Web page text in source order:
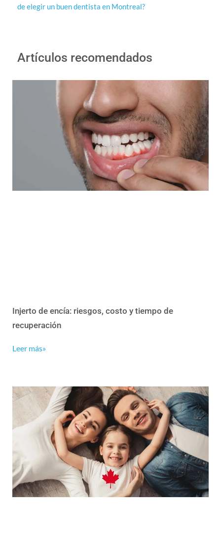
de elegir un buen dentista en Montreal?
Artículos recomendados
Injerto de encía: riesgos, costo y tiempo de
recuperación
Leer más»